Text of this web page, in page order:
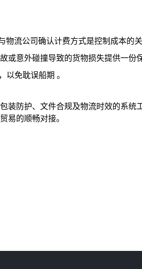
流公司确认计费方式是控制成本的关
意外碰撞导致的货物损失提供一份保
以免耽误船期 。
防护、文件合规及物流时效的系统工
易的顺畅对接。